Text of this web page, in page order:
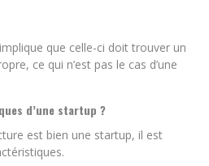
que celle-ci doit trouver un
ce qui n’est pas le cas d’une
d’une startup ?
est bien une startup, il est